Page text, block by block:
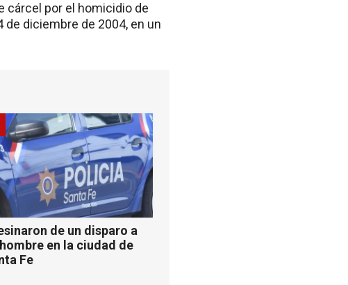
cárcel por el homicidio de
de diciembre de 2004, en un
de un disparo a
en la ciudad de
Fe